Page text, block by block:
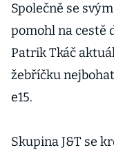
Společně se
pomohl na cestě
Patrik Tkáč
žebříčku
e15.
Skupina J&T se